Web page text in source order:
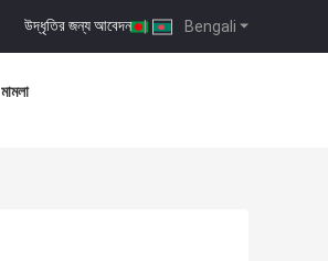
Bengali
উদ্ধৃতির জন্য আবেদন |
মামলা